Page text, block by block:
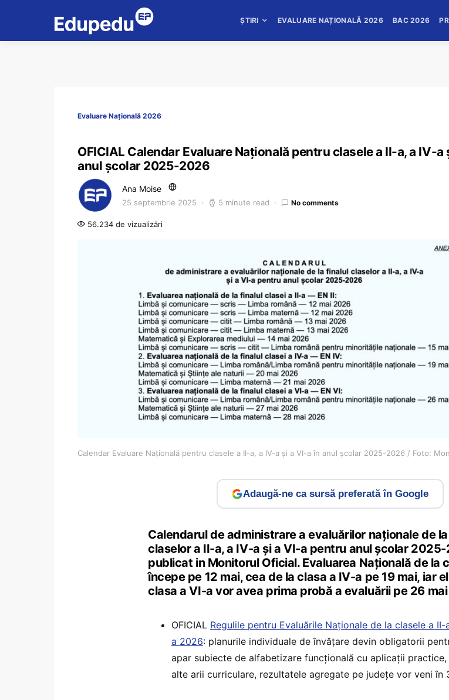
ȘTIRI EVALUARE NAȚIONALĂ 2026 BAC 2026
Evaluare Națională 2026
OFICIAL Calendar Evaluare Națională pentru clasele a II-a, a IV-a
anul școlar 2025-2026
Ana Moise
25 septembrie 2025 5 minute read No comments
56.234 de vizualizări
Calendar Evaluare Națională pentru clasele a II-a, a IV-a și a VI-a în anul școlar 2025-2026 / Foto:
Adaugă-ne ca sursă preferată în Google
Calendarul de administrare a evaluărilor naționale de
claselor a II-a, a IV-a și a VI-a pentru anul școlar
publicat in Monitorul Oficial. Evaluarea Națională de la
începe pe 12 mai, cea de la clasa a IV-a pe 19 mai, iar
clasa a VI-a vor avea prima probă a evaluării pe 26
OFICIAL Regulile pentru Evaluările Naționale de la clasele a II-
a 2026: planurile individuale de învățare devin obligatorii
apar subiecte de alfabetizare funcțională cu aplicații
alte arii curriculare, rezultatele agregate pe județe vor veni în